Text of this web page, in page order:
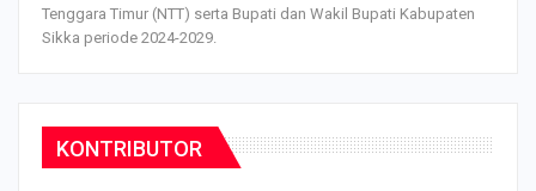
Tenggara Timur (NTT) serta Bupati dan Wakil Bupati Kabupaten
Sikka periode 2024-2029.
KONTRIBUTOR